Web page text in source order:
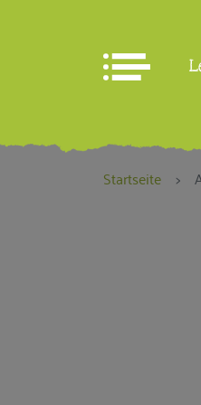
Startseite